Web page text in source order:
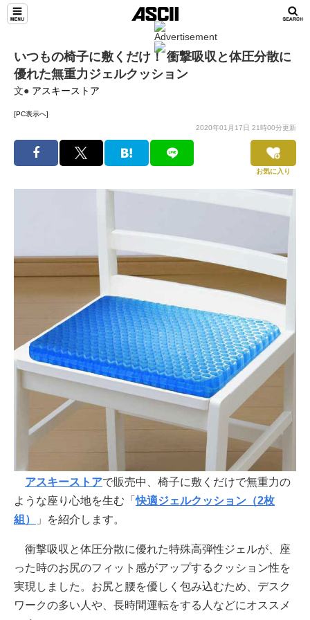
いつもの椅子に敷くだけ！ 衝撃吸収と体圧分散に
優れた無重力ジェルクッション
文● アスキーストア
[PC表示へ]
2020年01月17日 21時00分更新
お気に入り
アスキーストアで販売中、椅子に敷くだけで無重力の
ような座り心地を生む「快適ジェルクッション（2枚
組）
」を紹介します。
衝撃吸収と体圧分散に優れた特殊高弾性ジェルが、座
った時のお尻のフィット感がアップするクッション性を
実現しました。お尻と腰を優しく包み込むため、デスク
ワークの多い人や、長時間運転をする人などにオススメ